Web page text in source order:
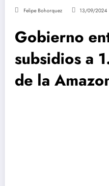
Felipe Bohorquez 13/09/2024
Gobierno
subsidios a
de la